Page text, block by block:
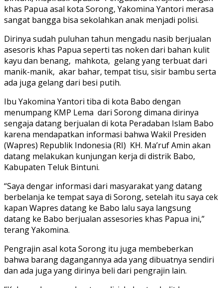
khas Papua asal kota Sorong, Yakomina Yantori merasa
sangat bangga bisa sekolahkan anak menjadi polisi.
Dirinya sudah puluhan tahun mengadu nasib berjualan
asesoris khas Papua seperti tas noken dari bahan kulit
kayu dan benang, mahkota, gelang yang terbuat dari
manik-manik, akar bahar, tempat tisu, sisir bambu serta
ada juga gelang dari besi putih.
Ibu Yakomina Yantori tiba di kota Babo dengan
menumpang KMP Lema dari Sorong dimana dirinya
sengaja datang berjualan di kota Peradaban Islam Babo
karena mendapatkan informasi bahwa Wakil Presiden
(Wapres) Republik Indonesia (RI) KH. Ma’ruf Amin akan
datang melakukan kunjungan kerja di distrik Babo,
Kabupaten Teluk Bintuni.
“Saya dengar informasi dari masyarakat yang datang
berbelanja ke tempat saya di Sorong, setelah itu saya cek
kapan Wapres datang ke Babo lalu saya langsung
datang ke Babo berjualan assesories khas Papua ini,”
terang Yakomina.
Pengrajin asal kota Sorong itu juga membeberkan
bahwa barang dagangannya ada yang dibuatnya sendiri
dan ada juga yang dirinya beli dari pengrajin lain.